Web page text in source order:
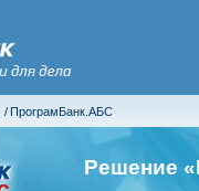
/ПрограмБанк.АБС
Решение